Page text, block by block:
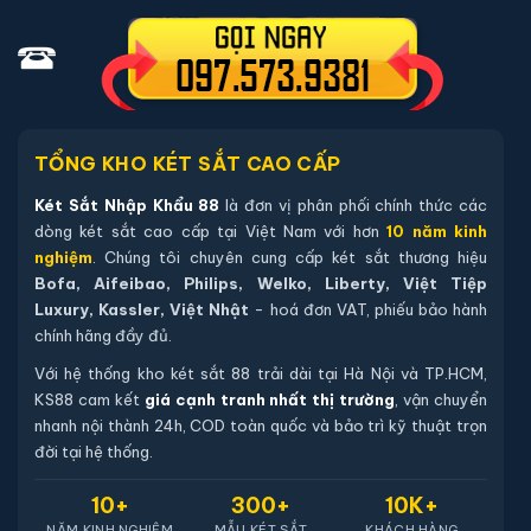
Sách hướng dẫn sử dụng tiếng Việt.
Phiếu bảo hành chính hãng (kích hoạt online qua mã sản
Hướng dẫn mua Két sắt Philips SBX202-
6C0 vân tay điện tử chính hãng
Mua hàng tại két sắt nhập khẩu 88 bạn có thể
chon lựa những cách sau:
Cách 1: Bạn chọn sản phẩm và ấn vào mua hàng hệ
thống sẽ chuyển đến trang checkout. Ở trang check
out bạn kiểm tra lại thông tin sản phẩm 1 lần nữa. Nếu
những thông tin đã chính xác bạn tiếp tục ấn thanh
toán bạn cần để lại những thông tin cần thiết ở màn
nhân viên của két sắt nhập khẩu 88 sẽ gọi lại xác nhận
TỔNG KHO KÉT SẮT CAO CẤP
Két Sắt Nhập Khẩu 88 là đơn vị phân phối chính thức các
dòng két sắt cao cấp tại Việt Nam với hơn10 năm kinh
nghiệm . Chúng tôi chuyên cung cấp két sắt thương hiệu
Bofa, Aifeibao, Philips, Welko, Liberty, Việt Tiệp
Luxury, Kassler, Việt Nhật - hoá đơn VAT, phiếu bảo hành
chính hãng đầy đủ.
Với hệ thống kho két sắt 88 trải dài tại Hà Nội và TP.HCM,
KS88 cam kết giá cạnh tranh nhất thị trường , vận chuyển
nhanh nội thành 24h, COD toàn quốc và bảo trì kỹ thuật trọn
đời tại hệ thống.
10+ 300+ 10K+